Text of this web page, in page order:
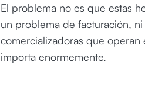
El problema no es que estas
un problema de facturación,
comercializadoras que
importa enormemente.